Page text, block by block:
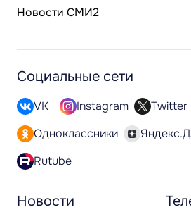
Новости СМИ2
Новости
Социальные сети
VK Instagram Twitter
Одноклассники
Rutube